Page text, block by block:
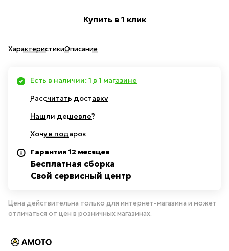
Купить в 1 клик
ХарактеристикиОписание
Есть в наличии: 1 в 1 магазине
Рассчитать доставку
Нашли дешевле?
Хочу в подарок
Гарантия 12 месяцев
Бесплатная сборка
Свой сервисный центр
Цена действительна только для интернет-магазина и может
отличаться от цен в розничных магазинах.